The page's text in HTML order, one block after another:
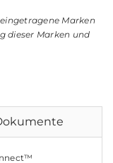
Marken
dieser Marken und